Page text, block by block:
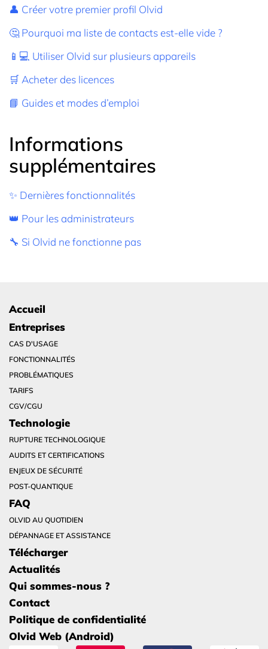
👤 Créer votre premier profil Olvid
🤔 Pourquoi ma liste de contacts est-elle vide ?
📱💻 Utiliser Olvid sur plusieurs appareils
🛒 Acheter des licences
📘 Guides et modes d’emploi
Informations
supplémentaires
✨ Dernières fonctionnalités
👑 Pour les administrateurs
🔧 Si Olvid ne fonctionne pas
Accueil
Entreprises
CAS D'USAGE
FONCTIONNALITÉS
PROBLÉMATIQUES
TARIFS
CGV/CGU
Technologie
RUPTURE TECHNOLOGIQUE
AUDITS ET CERTIFICATIONS
ENJEUX DE SÉCURITÉ
POST-QUANTIQUE
FAQ
OLVID AU QUOTIDIEN
DÉPANNAGE ET ASSISTANCE
Télécharger
Actualités
Qui sommes-nous ?
Contact
Politique de confidentialité
Olvid Web (Android)